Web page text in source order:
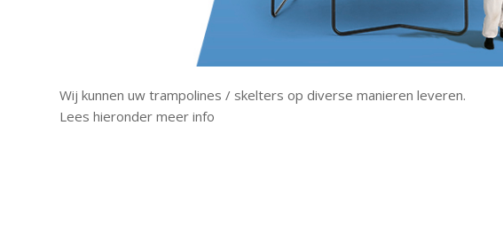
Wij kunnen uw trampolines / skelters op diverse manieren leveren.
Lees hieronder meer info